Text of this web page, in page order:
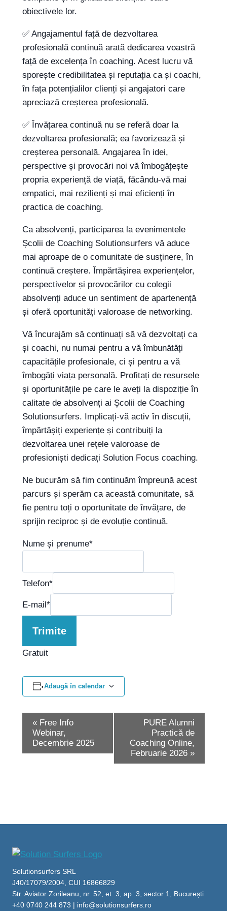
obiectivele lor.
✅ Angajamentul față de dezvoltarea
profesională continuă arată dedicarea voastră
față de excelența în coaching. Acest lucru vă
sporește credibilitatea și reputația ca și coachi,
în fața potențialilor clienți și angajatori care
apreciază creșterea profesională.
✅ Învățarea continuă nu se referă doar la
dezvoltarea profesională; ea favorizează și
creșterea personală. Angajarea în idei,
perspective și provocări noi vă îmbogățește
propria experiență de viață, făcându-vă mai
empatici, mai rezilienți și mai eficienți în
practica de coaching.
Ca absolvenți, participarea la evenimentele
Școlii de Coaching Solutionsurfers vă aduce
mai aproape de o comunitate de susținere, în
continuă creștere. Împărtășirea experiențelor,
perspectivelor și provocărilor cu colegii
absolvenți aduce un sentiment de apartenență
și oferă oportunități valoroase de networking.
Vă încurajăm să continuați să vă dezvoltați ca
și coachi, nu numai pentru a vă îmbunătăți
capacitățile profesionale, ci și pentru a vă
îmbogăți viața personală. Profitați de resursele
și oportunitățile pe care le aveți la dispoziție în
calitate de absolvenți ai Școlii de Coaching
Solutionsurfers. Implicați-vă activ în discuții,
împărtășiți experiențe și contribuiți la
dezvoltarea unei rețele valoroase de
profesioniști dedicați Solution Focus coaching.
Ne bucurăm să fim continuăm împreună acest
parcurs și sperăm ca această comunitate, să
fie pentru toți o oportunitate de învățare, de
sprijin reciproc și de evoluție continuă.
Nume și prenume*
Telefon*
E-mail*
Trimite
Gratuit
Adaugă în calendar
v
r
î
n
E
« Free Info
Webinar,
Decembrie 2025
PURE Alumni
Practică de
Coaching Online,
Februarie 2026 »
Solutionsurfers SRL
J40/17079/2004, CUI 16866829
Str. Aviator Zorileanu, nr. 52, et. 3, ap. 3, sector 1, București
+40 0740 244 873 | info@solutionsurfers.ro